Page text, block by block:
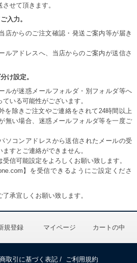
せて頂きます。
入力。
店からのご注文確認・発送ご案内等が届き
ルアドレスへ、当店からのご案内が送信さ
け設定。
ルが迷惑メールフォルダ・別フォルダ等へ
いる可能性がございます。
を除きご注文やご連絡をされて24時間以上
無い場合、迷惑メールフォルダ等を一度ご
ソコンアドレスから送信されたメールの受
すとご連絡ができません。
信可能設定をよろしくお願い致します。
】を受信できるようにご設定くださ
承宜しくお願い致します。
規登録 マイページ カートの中
取引に基づく表記 / ご利用規約